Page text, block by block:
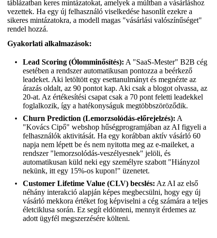
táblázatban keres mintázatokat, amelyek a múltban a vásárláshoz
vezettek. Ha egy új felhasználó viselkedése hasonlít ezekre a
sikeres mintázatokra, a modell magas "vásárlási valószínűséget"
rendel hozzá.
Gyakorlati alkalmazások:
Lead Scoring (Ólomminősítés): A "SaaS-Mester" B2B cég
esetében a rendszer automatikusan pontozza a beérkező
leadeket. Aki letöltött egy esettanulmányt és megnézte az
árazás oldalt, az 90 pontot kap. Aki csak a blogot olvassa, az
20-at. Az értékesítési csapat csak a 70 pont feletti leadekkel
foglalkozik, így a hatékonyságuk megtöbbszöröződik.
Churn Prediction (Lemorzsolódás-előrejelzés): A
"Kovács Cipő" webshop hűségprogramjában az AI figyeli a
felhasználók aktivitását. Ha egy korábban aktív vásárló 60
napja nem lépett be és nem nyitotta meg az e-maileket, a
rendszer "lemorzsolódás-veszélyesnek" jelöli, és
automatikusan küld neki egy személyre szabott "Hiányzol
nekünk, itt egy 15%-os kupon!" üzenetet.
Customer Lifetime Value (CLV) becslés: Az AI az első
néhány interakció alapján képes megbecsülni, hogy egy új
vásárló mekkora értéket fog képviselni a cég számára a teljes
életciklusa során. Ez segít eldönteni, mennyit érdemes az
adott ügyfél megszerzésére költeni.